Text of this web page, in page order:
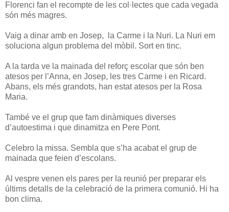
Florenci fan el recompte de les col·lectes que cada vegada
són més magres.
Vaig a dinar amb en Josep, la Carme i la Nuri. La Nuri em
soluciona algun problema del mòbil. Sort en tinc.
A la tarda ve la mainada del reforç escolar que són ben
atesos per l’Anna, en Josep, les tres Carme i en Ricard.
Abans, els més grandots, han estat atesos per la Rosa
Maria.
També ve el grup que fam dinàmiques diverses
d’autoestima i que dinamitza en Pere Pont.
Celebro la missa. Sembla que s’ha acabat el grup de
mainada que feien d’escolans.
Al vespre venen els pares per la reunió per preparar els
últims detalls de la celebració de la primera comunió. Hi ha
bon clima.